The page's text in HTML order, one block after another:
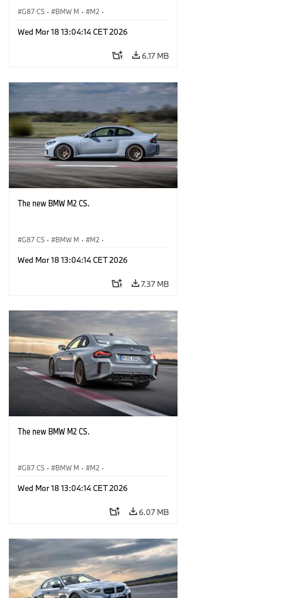
G87 CS · BMW M · M2 ·
Wed Mar 18 13:04:14 CET 2026
6.17 MB
The new BMW M2 CS.
G87 CS · BMW M · M2 ·
Wed Mar 18 13:04:14 CET 2026
7.37 MB
The new BMW M2 CS.
G87 CS · BMW M · M2 ·
Wed Mar 18 13:04:14 CET 2026
6.07 MB